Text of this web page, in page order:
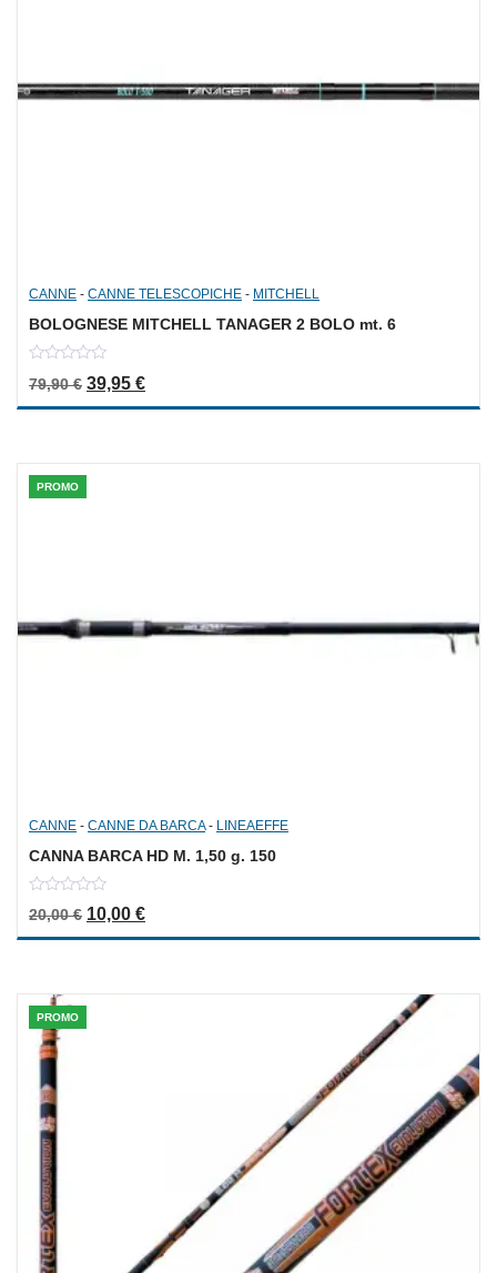
CANNE - CANNE TELESCOPICHE - MITCHELL
BOLOGNESE MITCHELL TANAGER 2 BOLO mt. 6
out
79,90€ Il prezzo originale era: 79,90 €.
39,95 €Il prezzo attuale è: 39,95 €.
PROMO
CANNE - CANNE DA BARCA- LINEAEFFE
CANNA BARCA HD M. 1,50 g. 150
out
of
20,00€ Il prezzo originale era: 20,00 €.
10,00 €Il prezzo attuale è: 10,00 €.
PROMO